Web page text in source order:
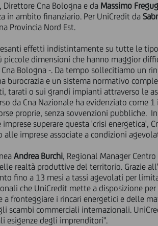
, Direttore Cna Bologna e da Massimo
in ambito finanziario. Per UniCredit da
Provincia Nord Est.
effetti indistintamente su tutte le
dimensioni che hanno maggior
Bologna -. Da tempo sollecitiamo un
e un sistema normativo
tarati o sui grandi impianti attraverso le
da Cna Nazionale ha evidenziato come 1
proprie, senza sovvenzioni pubbliche.
superare questa 'crisi energetica',
imprese associate a condizioni
Andrea Burchi, Regional Manager
realtà produttive del territorio. Grazie
fino a 13 mesi a tassi agevolati per
che UniCredit mette a disposizione
fronteggiare i rincari energetici e delle
scambi commerciali internazionali.
esigenze degli imprenditori".